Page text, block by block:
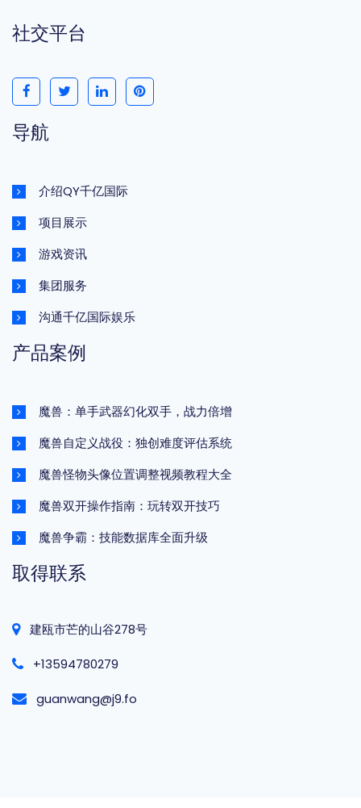
社交平台
导航
介绍QY千亿国际
项目展示
游戏资讯
集团服务
沟通千亿国际娱乐
产品案例
魔兽：单手武器幻化双手，战力倍增
魔兽自定义战役：独创难度评估系统
魔兽怪物头像位置调整视频教程大全
魔兽双开操作指南：玩转双开技巧
魔兽争霸：技能数据库全面升级
取得联系
建瓯市芒的山谷278号
+13594780279
guanwang@j9.fo